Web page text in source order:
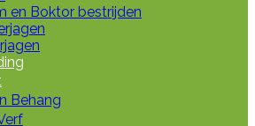
en Boktor bestrijden
Behang